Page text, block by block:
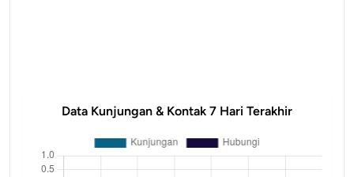
Data Kunjungan & Kontak 7 Hari Terakhir